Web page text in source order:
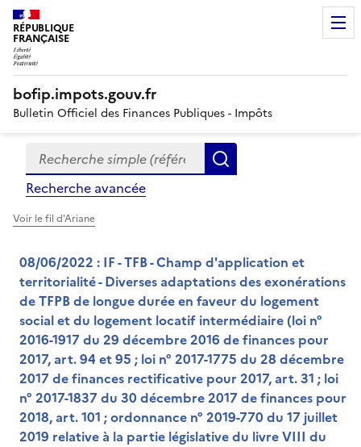
RÉPUBLIQUE
FRANÇAISE
bofip.impots.gouv.fr
Bulletin Officiel des Finances Publiques - Impôts
Formulaire
de
recherche
Recherche simple (références, mots clés, partie du
Recherche avancée
Voir le fil d'Ariane
08/06/2022 : IF - TFB - Champ d'application et
territorialité - Diverses adaptations des exonérations
de TFPB de longue durée en faveur du logement
social et du logement locatif intermédiaire (loi n°
2016-1917 du 29 décembre 2016 de finances pour
2017, art. 94 et 95 ; loi n° 2017-1775 du 28 décembre
2017 de finances rectificative pour 2017, art. 31 ; loi
n° 2017-1837 du 30 décembre 2017 de finances pour
2018, art. 101 ; ordonnance n° 2019-770 du 17 juillet
2019 relative à la partie législative du livre VIII du